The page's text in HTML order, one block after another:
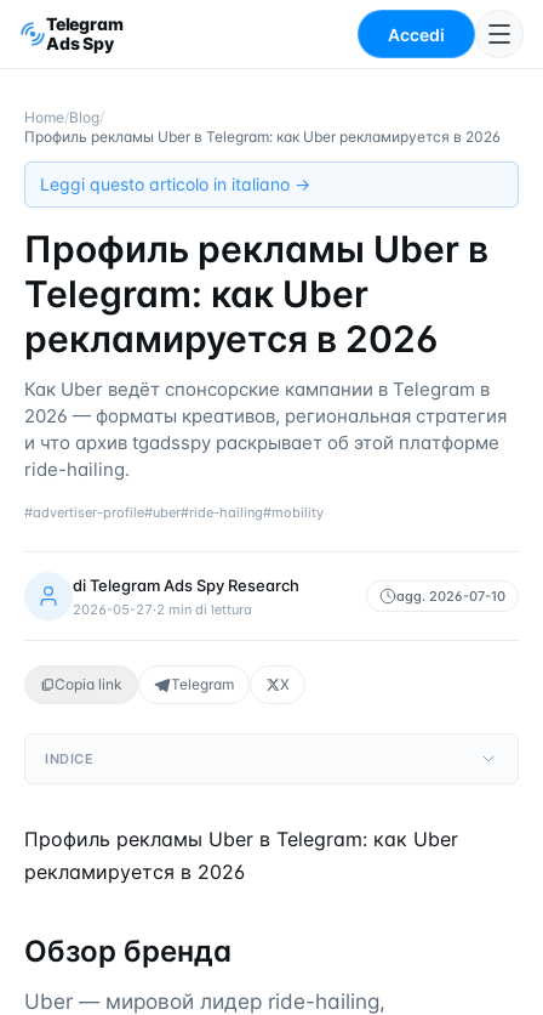
Telegram
Ads Spy
Accedi
Home/Blog/
Профиль рекламы Uber в Telegram: как Uber рекламируется в 2026
Leggi questo articolo in italiano →
Профиль рекламы Uber в
Telegram: как Uber
рекламируется в 2026
Как Uber ведёт спонсорские кампании в Telegram в
2026 — форматы креативов, региональная стратегия
и что архив tgadsspy раскрывает об этой платформе
ride-hailing.
#advertiser-profile#uber#ride-hailing#mobility
diTelegram Ads Spy Research
2026-05-27·2 min di lettura
agg. 2026-07-10
Copia link Telegram X
INDICE
Профиль рекламы Uber в Telegram: как Uber
рекламируется в 2026
Обзор бренда
Uber — мировой лидер ride-hailing,